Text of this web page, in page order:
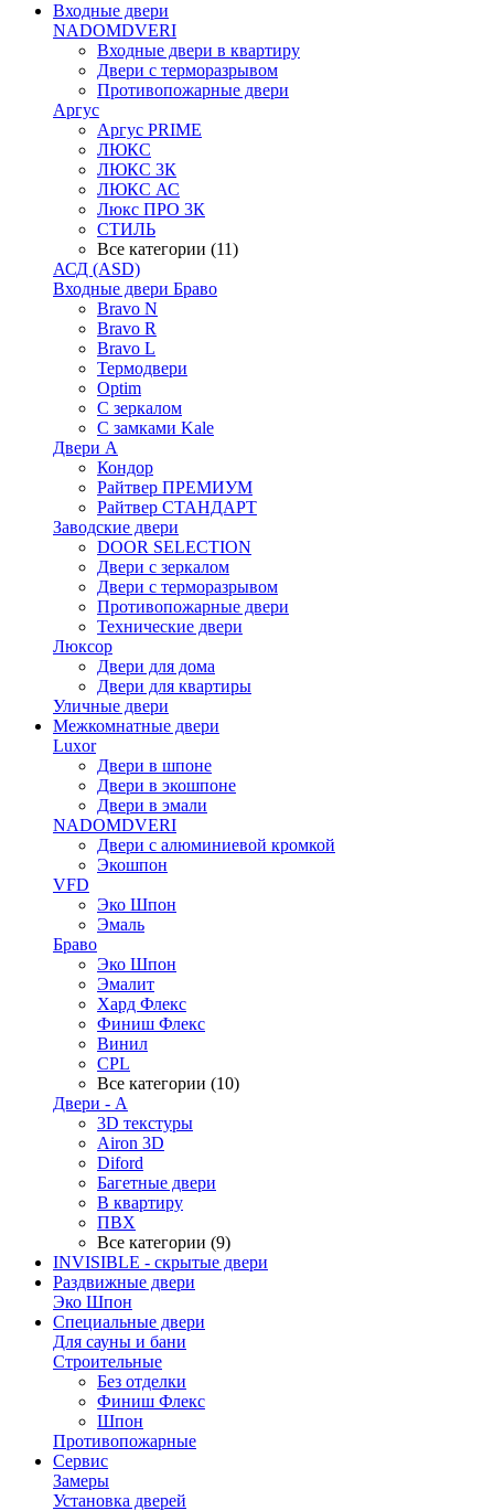
Входные двери
NADOMDVERI
Входные двери в квартиру
Двери с терморазрывом
Противопожарные двери
Аргус
Аргус PRIME
ЛЮКС
ЛЮКС 3К
ЛЮКС АС
Люкс ПРО 3К
СТИЛЬ
Все категории (11)
АСД (ASD)
Входные двери Браво
Bravo N
Bravo R
Bravo L
Термодвери
Optim
С зеркалом
С замками Kale
Двери А
Кондор
Райтвер ПРЕМИУМ
Райтвер СТАНДАРТ
Заводские двери
DOOR SELECTION
Двери с зеркалом
Двери с терморазрывом
Противопожарные двери
Технические двери
Люксор
Двери для дома
Двери для квартиры
Уличные двери
Межкомнатные двери
Luxor
Двери в шпоне
Двери в экошпоне
Двери в эмали
NADOMDVERI
Двери с алюминиевой кромкой
Экошпон
VFD
Эко Шпон
Эмаль
Браво
Эко Шпон
Эмалит
Хард Флекс
Финиш Флекс
Винил
CPL
Все категории (10)
Двери - А
3D текстуры
Airon 3D
Diford
Багетные двери
В квартиру
ПВХ
Все категории (9)
INVISIBLE - скрытые двери
Раздвижные двери
Эко Шпон
Специальные двери
Для сауны и бани
Строительные
Без отделки
Финиш Флекс
Шпон
Противопожарные
Сервис
Замеры
Установка дверей